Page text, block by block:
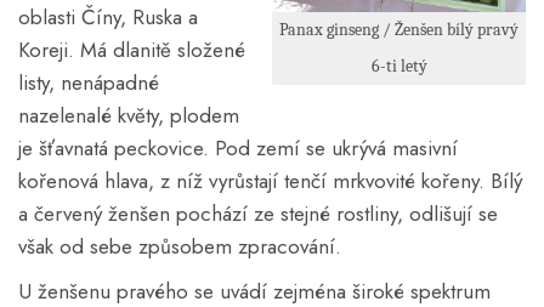
Panax ginseng / Ženšen bílý pravý
6-ti letý
oblasti Číny, Ruska a
Koreji. Má dlanitě složené
listy, nenápadné
nazelenalé květy, plodem
je šťavnatá peckovice. Pod zemí se ukrývá masivní
kořenová hlava, z níž vyrůstají tenčí mrkvovité kořeny. Bílý
a červený ženšen pochází ze stejné rostliny, odlišují se
však od sebe způsobem zpracování.
U ženšenu pravého se uvádí zejména široké spektrum